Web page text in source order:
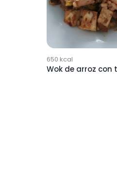
650 kcal
Wok de arroz con